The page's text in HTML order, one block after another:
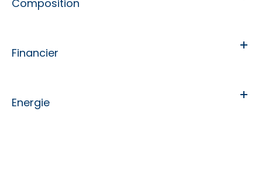
Composition
Financier
Energie